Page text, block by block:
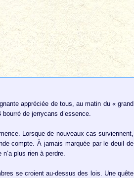
appréciée de tous, au matin du « grand
de jerrycans d’essence.
Lorsque de nouveaux cas surviennent,
compte. À jamais marquée par le deuil de
plus rien à perdre.
se croient au-dessus des lois. Une quête